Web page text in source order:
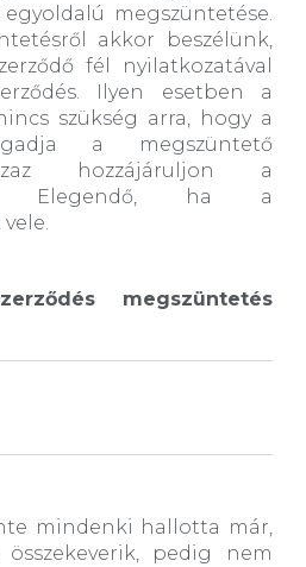
megszüntetése.
akkor beszélünk,
fél nyilatkozatával
Ilyen esetben a
szükség arra, hogy a
a megszüntető
hozzájáruljon a
Elegendő, ha a
megszüntetés
mindenki hallotta már,
pedig nem